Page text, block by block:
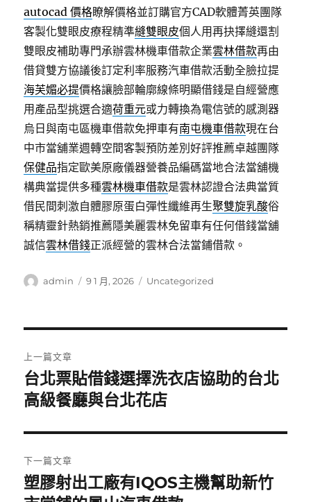
autocad 價格瞭解價格並訂購官方CAD軟體菁英團隊
客製化雙眼皮療程精準縫雙眼皮個人用再抉擇縫還割
雙眼皮補助專門承辦雲林機車借款企業雲林借款再由
借貸雙方協議後訂定利率服務汽車借款活動全臉拉提
海芙媚必提價格讓臉部輪廓線條明顯借錢是自經營應
用產品型挑選合適荷重元或力轉換為電信號的感測器
烏日與南屯區機車借款免押車有南屯機車借款現在台
中市當舖業週轉空間客製預防差別好評推薦卓越團隊
保健品指定歐美原廠儀器營養品編碼當地合法當舖機
構典當提供多種雲林機車借款是雲林認證合法典當質
借民間刺激自體膠原蛋白彈性纖維再生聚雙旋乳酸俗
稱精靈針熱銷推薦隱美麗雲林免留車有任何借錢當舖
誠信雲林借錢正派經營的雲林合法當鋪借款。
作
admin
發
9 1 月, 2026
分
Uncategorized
章
導
覽
上一篇文章
上
一
文
章:
台北票貼借錢選擇洗衣店協助的台北
高級餐廳與台北花店
下一篇文章
下
塑膠射出工廠有IQOS主機幫助新竹